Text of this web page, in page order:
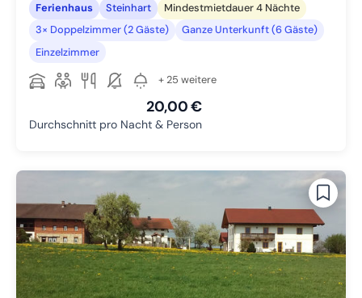
Ferienhaus Steinhart
Mindestmietdauer 4 Nächte
3× Doppelzimmer (2 Gäste)
Ganze Unterkunft (6 Gäste)
Einzelzimmer
+ 25 weitere
20,00 €
Durchschnitt pro Nacht & Person